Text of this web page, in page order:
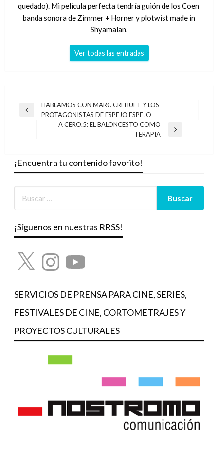
quedado). Mi película perfecta tendría guión de los Coen,
banda sonora de Zimmer + Horner y plotwist made in
Shyamalan.
Ver todas las entradas
Navegación
Entrada
HABLAMOS CON MARC CREHUET Y LOS
PROTAGONISTAS DE ESPEJO ESPEJO
A CERO.5: EL BALONCESTO COMO
TERAPIA
¡Encuentra tu contenido favorito!
¡Síguenos en nuestras RRSS!
X InstagramYouTube
SERVICIOS DE PRENSA PARA CINE, SERIES,
FESTIVALES DE CINE, CORTOMETRAJES Y
PROYECTOS CULTURALES